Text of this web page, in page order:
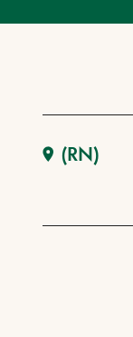
(RN)